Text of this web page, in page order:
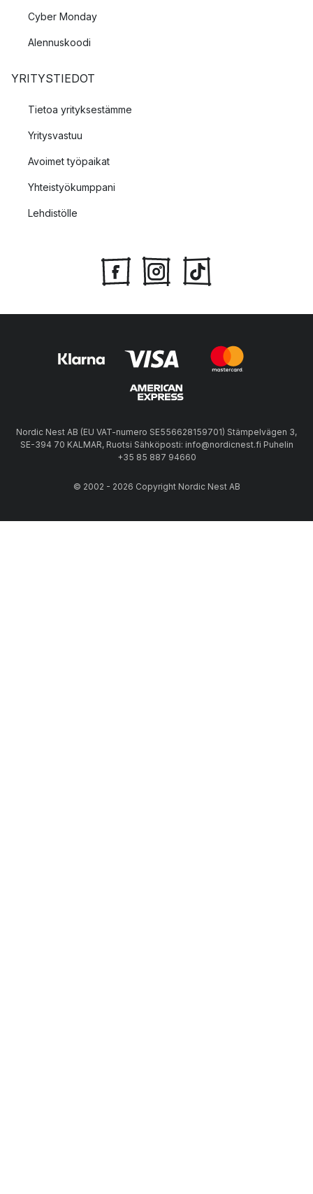
Cyber Monday
Alennuskoodi
YRITYSTIEDOT
Tietoa yrityksestämme
Yritysvastuu
Avoimet työpaikat
Yhteistyökumppani
Lehdistölle
Nordic Nest AB (EU VAT-numero SE556628159701) Stämpelvägen 3,
SE-394 70 KALMAR, Ruotsi Sähköposti: info@nordicnest.fi Puhelin
+35 85 887 94660
© 2002 - 2026 Copyright Nordic Nest AB